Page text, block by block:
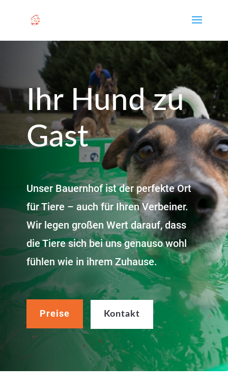
Ihr Hund zu
Gast
Unser Bauernhof ist der perfekte Ort
für Tiere – auch für Ihren Verbeiner.
Wir legen großen Wert darauf, dass
die Tiere sich bei uns genauso wohl
fühlen wie in ihrem Zuhause.
Preise Kontakt